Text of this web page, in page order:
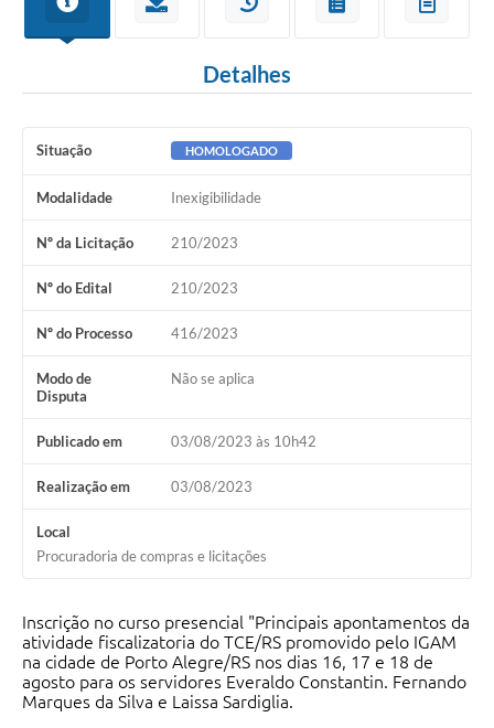
Detalhes
Situação HOMOLOGADO
Modalidade Inexigibilidade
Nº da Licitação 210/2023
Nº do Edital 210/2023
Nº do Processo 416/2023
Modo de
Disputa
Não se aplica
Publicado em 03/08/2023 às 10h42
Realização em 03/08/2023
Local
Procuradoria de compras e licitações
Inscrição no curso presencial "Principais apontamentos da
atividade fiscalizatoria do TCE/RS promovido pelo IGAM
na cidade de Porto Alegre/RS nos dias 16, 17 e 18 de
agosto para os servidores Everaldo Constantin. Fernando
Marques da Silva e Laissa Sardiglia.